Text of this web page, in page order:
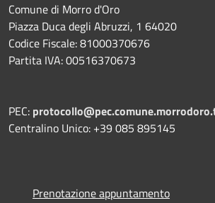
Comune di Morro d'Oro
Piazza Duca degli Abruzzi, 1 64020
Codice Fiscale: 81000370676
Partita IVA: 00516370673
PEC:
Centralino Unico: +39 085 895145
Prenotazione appuntamento